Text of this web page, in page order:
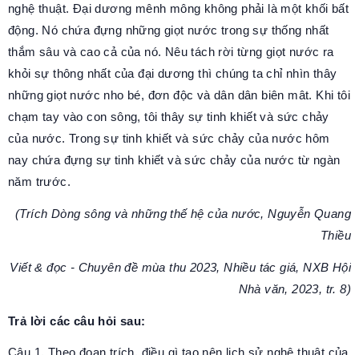
nghệ thuật. Đại dương mênh mông không phải là một khối bất
động. Nó chứa đựng những giọt nước trong sự thống nhất
thắm sâu và cao cả của nó. Nêu tách rời từng giọt nước ra
khỏi sự thông nhất của đại dương thì chúng ta chỉ nhìn thây
những giọt nước nho bé, đơn độc và dân dân biên mât. Khi tôi
chạm tay vào con sông, tôi thây sự tinh khiết và sức chảy
của nước. Trong sự tinh khiết và sức chảy của nước hôm
nay chứa đựng sự tinh khiết và sức chảy của nước từ ngàn
năm trước.
(Trích Dòng sông và những thế hệ của nước, Nguyễn Quang
Thiều
Viết & đọc - Chuyên đề mùa thu 2023, Nhiều tác giá, NXB Hội
Nhà văn, 2023, tr. 8)
Trả lời các câu hỏi sau: